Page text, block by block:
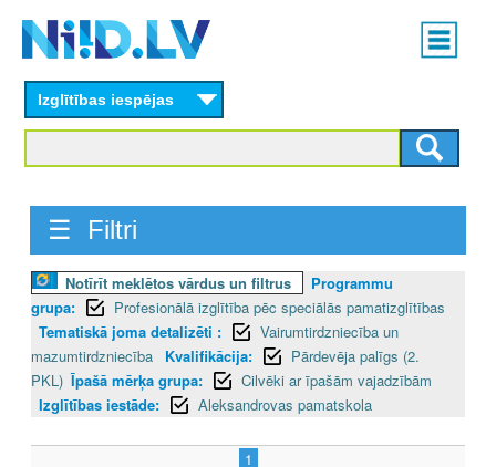
content
Main
menu
Izglītības iespējas
☰ Filtri
Notīrīt meklētos vārdus un filtrus
Programmu
grupa:
Profesionālā izglītība pēc speciālās pamatizglītības
Tematiskā joma detalizēti :
Vairumtirdzniecība un
mazumtirdzniecība
Kvalifikācija:
Pārdevēja palīgs (2.
PKL) Īpašā mērķa grupa:
Cilvēki ar īpašām vajadzībām
Izglītības iestāde:
Aleksandrovas pamatskola
1